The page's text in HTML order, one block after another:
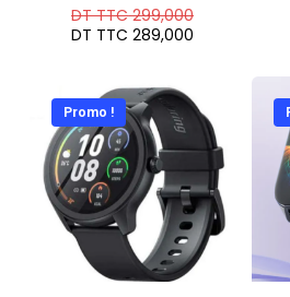
DT TTC299,000Le
TTC
DT TTC 289,000
DT
TTC
Promo !